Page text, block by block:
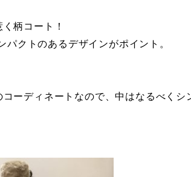
柄コート！
パクトのあるデザインがポイント。
ーディネートなので、中はなるべくシ